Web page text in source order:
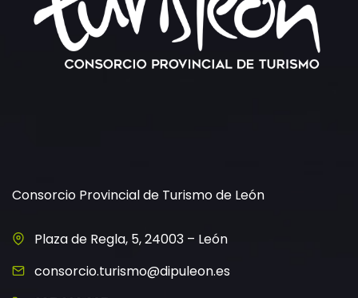
Consorcio Provincial de Turismo de León
Plaza de Regla, 5, 24003 – León
consorcio.turismo@dipuleon.es